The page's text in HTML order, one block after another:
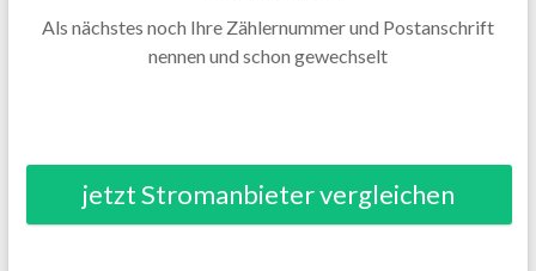
Als nächstes noch Ihre Zählernummer und Postanschrift
nennen und schon gewechselt
jetzt Stromanbieter vergleichen